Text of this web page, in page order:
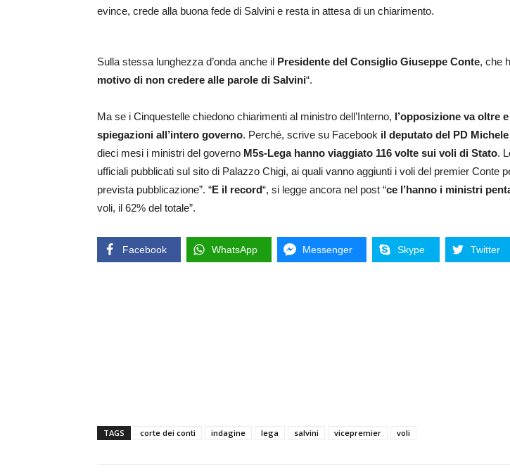
evince, crede alla buona fede di Salvini e resta in attesa di un chiarimento.
Sulla stessa lunghezza d’onda anche il Presidente del Consiglio Giuseppe Conte, che
motivo di non credere alle parole di Salvini“.
Ma se i Cinquestelle chiedono chiarimenti al ministro dell’Interno, l’opposizione va oltre
spiegazioni all’intero governo. Perché, scrive su Facebook il deputato del PD
dieci mesi i ministri del governo M5s-Lega hanno viaggiato 116 volte sui voli di Stato.
ufficiali pubblicati sul sito di Palazzo Chigi, ai quali vanno aggiunti i voli del premier Conte
prevista pubblicazione”. “E il record“, si legge ancora nel post “ce l’hanno i ministri
voli, il 62% del totale”.
Facebook WhatsApp Messenger Skype Twitter
TAGS corte dei conti indagine lega salvini vicepremier voli